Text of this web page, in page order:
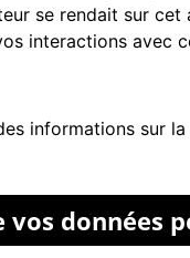
se rendait sur
interactions avec
informations sur
données